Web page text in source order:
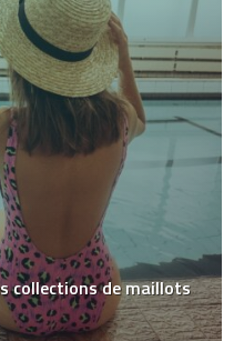
collections de maillots